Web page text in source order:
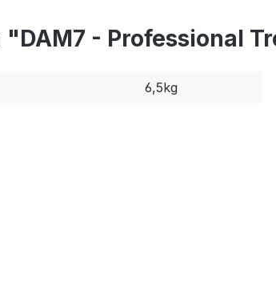
- Professional
6,5kg